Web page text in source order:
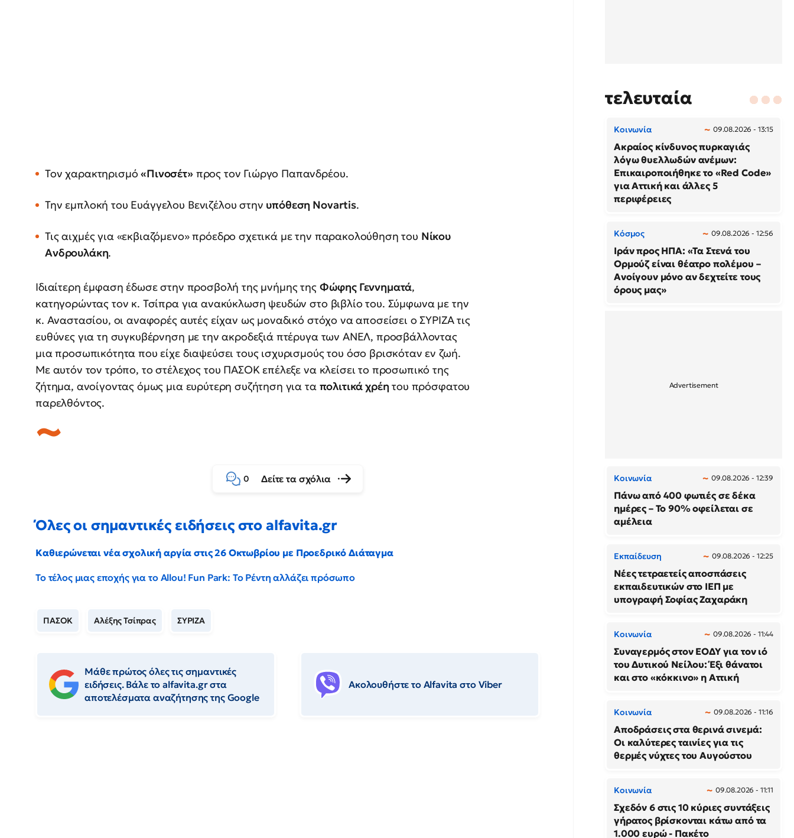
Τον χαρακτηρισμό«Πινοσέτ»προς τον Γιώργο Παπανδρέου.
Την εμπλοκή του Ευάγγελου Βενιζέλου στην υπόθεση Novartis.
Τις αιχμές για «εκβιαζόμενο» πρόεδρο σχετικά με την παρακολούθηση του Νίκου
Ανδρουλάκη.
Ιδιαίτερη έμφαση έδωσε στην προσβολή της μνήμης της Φώφης Γεννηματά,
κατηγορώντας τον κ. Τσίπρα για ανακύκλωση ψευδών στο βιβλίο του. Σύμφωνα με την
κ. Αναστασίου, οι αναφορές αυτές είχαν ως μοναδικό στόχο να αποσείσει ο ΣΥΡΙΖΑ τις
ευθύνες για τη συγκυβέρνηση με την ακροδεξιά πτέρυγα των ΑΝΕΛ, προσβάλλοντας
μια προσωπικότητα που είχε διαψεύσει τους ισχυρισμούς του όσο βρισκόταν εν ζωή.
Με αυτόν τον τρόπο, το στέλεχος του ΠΑΣΟΚ επέλεξε να κλείσει το προσωπικό της
ζήτημα, ανοίγοντας όμως μια ευρύτερη συζήτηση για τα πολιτικά χρέη του πρόσφατου
παρελθόντος.
0 Δείτε τα σχόλια
Όλες οι σημαντικές ειδήσεις στο alfavita.gr
Καθιερώνεται νέα σχολική αργία στις 26 Οκτωβρίου με Προεδρικό Διάταγμα
Το τέλος μιας εποχής για το Allou! Fun Park: Το Ρέντη αλλάζει πρόσωπο
ΠΑΣΟΚ Αλέξης Τσίπρας ΣΥΡΙΖΑ
Μάθε πρώτος όλες τις σημαντικές
ειδήσεις. Βάλε το alfavita.gr στα
αποτελέσματα αναζήτησης της Google
Ακολουθήστε το Αlfavita στο Viber
τελευταία
Κοινωνία 09.08.2026 - 13:15
Ακραίος κίνδυνος πυρκαγιάς
λόγω θυελλωδών ανέμων:
Επικαιροποιήθηκε το «Red Code»
για Αττική και άλλες 5
περιφέρειες
Κόσμος 09.08.2026 - 12:56
Ιράν προς ΗΠΑ: «Τα Στενά του
Ορμούζ είναι θέατρο πολέμου –
Ανοίγουν μόνο αν δεχτείτε τους
όρους μας»
Κοινωνία 09.08.2026 - 12:39
Πάνω από 400 φωτιές σε δέκα
ημέρες – Το 90% οφείλεται σε
αμέλεια
Εκπαίδευση 09.08.2026 - 12:25
Νέες τετραετείς αποσπάσεις
εκπαιδευτικών στο ΙΕΠ με
υπογραφή Σοφίας Ζαχαράκη
Κοινωνία 09.08.2026 - 11:44
Συναγερμός στον ΕΟΔΥ για τον ιό
του Δυτικού Νείλου: Έξι θάνατοι
και στο «κόκκινο» η Αττική
Κοινωνία 09.08.2026 - 11:16
Αποδράσεις στα θερινά σινεμά:
Οι καλύτερες ταινίες για τις
θερμές νύχτες του Αυγούστου
Κοινωνία 09.08.2026 - 11:11
Σχεδόν 6 στις 10 κύριες συντάξεις
γήρατος βρίσκονται κάτω από τα
1.000 ευρώ - Πακέτο